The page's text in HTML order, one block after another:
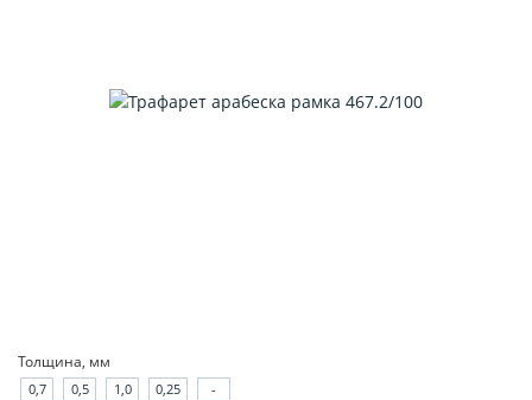
Толщина, мм
0,7 0,5 1,0 0,25 -